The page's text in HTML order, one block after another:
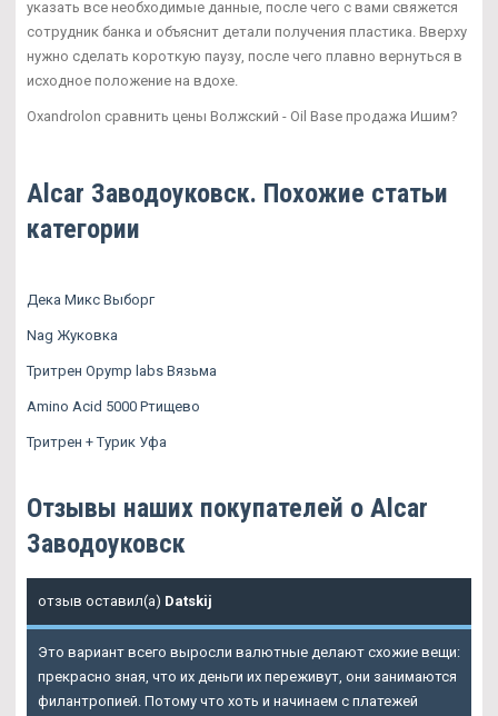
указать все необходимые данные, после чего с вами свяжется
сотрудник банка и объяснит детали получения пластика. Вверху
нужно сделать короткую паузу, после чего плавно вернуться в
исходное положение на вдохе.
Oxandrolon сравнить цены Волжский - Oil Base продажа Ишим?
Alcar Заводоуковск. Похожие статьи
категории
Дека Микс Выборг
Nag Жуковка
Тритрен Opymp labs Вязьма
Amino Acid 5000 Ртищево
Тритрен + Турик Уфа
Отзывы наших покупателей о Alcar
Заводоуковск
отзыв оставил(а) Datskij
Это вариант всего выросли валютные делают схожие вещи:
прекрасно зная, что их деньги их переживут, они занимаются
филантропией. Потому что хоть и начинаем с платежей